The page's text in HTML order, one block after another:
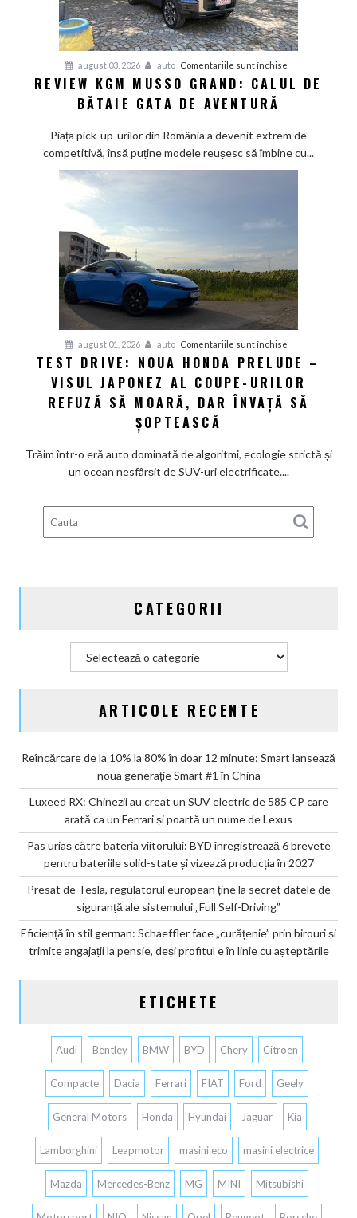
august 03, 2026 auto Comentariile sunt închise
Review
Grand:
Calul
de
REVIEW KGM MUSSO GRAND: CALUL DE
BĂTAIE GATA DE AVENTURĂ
Piața pick-up-urilor din România a devenit extrem de
competitivă, însă puține modele reușesc să îmbine cu...
august 01, 2026 auto Comentariile sunt închise
Test
Drive:
Noua
coupe-
urilor
să
TEST DRIVE: NOUA HONDA PRELUDE –
VISUL JAPONEZ AL COUPE-URILOR
REFUZĂ SĂ MOARĂ, DAR ÎNVAȚĂ SĂ
ȘOPTEASCĂ
Trăim într-o eră auto dominată de algoritmi, ecologie strictă și
un ocean nesfârșit de SUV-uri electrificate....
CATEGORII
ARTICOLE RECENTE
Reîncărcare de la 10% la 80% în doar 12 minute: Smart lansează
noua generație Smart #1 în China
Luxeed RX: Chinezii au creat un SUV electric de 585 CP care
arată ca un Ferrari și poartă un nume de Lexus
Pas uriaș către bateria viitorului: BYD înregistrează 6 brevete
pentru bateriile solid-state și vizează producția în 2027
Presat de Tesla, regulatorul european ține la secret datele de
siguranță ale sistemului „Full Self-Driving”
Eficiență în stil german: Schaeffler face „curățenie” prin birouri și
trimite angajații la pensie, deși profitul e în linie cu așteptările
ETICHETE
Audi Bentley BMW BYD Chery Citroen
Compacte Dacia Ferrari FIAT Ford Geely
General Motors Honda Hyundai Jaguar Kia
Lamborghini Leapmotor masini eco masini electrice
Mazda Mercedes-Benz MG MINI Mitsubishi